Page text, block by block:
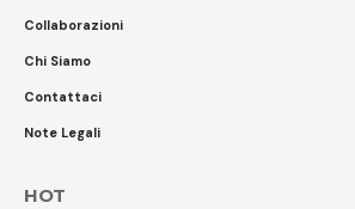
Collaborazioni
Chi Siamo
Contattaci
Note Legali
HOT